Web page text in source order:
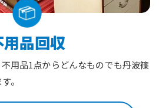
用品回収
用品1点からどんなものでも丹波篠
。